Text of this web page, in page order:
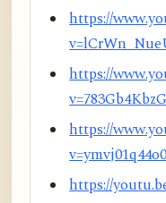
https://
https://
https://
https://